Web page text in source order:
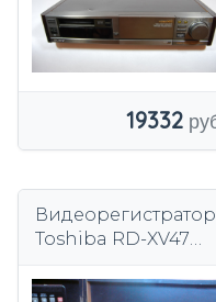
19332
Видеорегистратор
Toshiba RD-XV47